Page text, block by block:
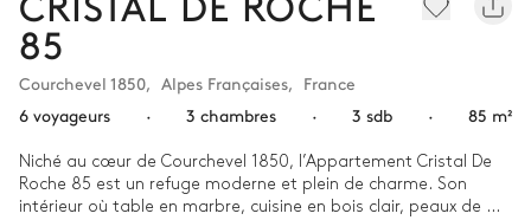
85
Courchevel 1850, Alpes Françaises, France
6 voyageurs
· 3 chambres · 3 sdb · 85 m²
Niché au cœur de Courchevel 1850, l’Appartement Cristal De
Roche 85 est un refuge moderne et plein de charme. Son
intérieur où table en marbre, cuisine en bois clair, peaux de